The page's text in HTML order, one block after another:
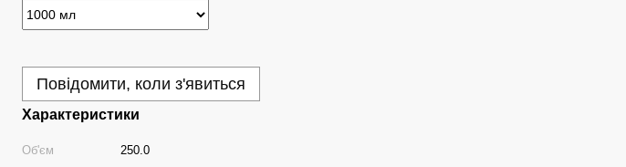
Повідомити, коли з'явиться
Характеристики
Об'єм
250.0